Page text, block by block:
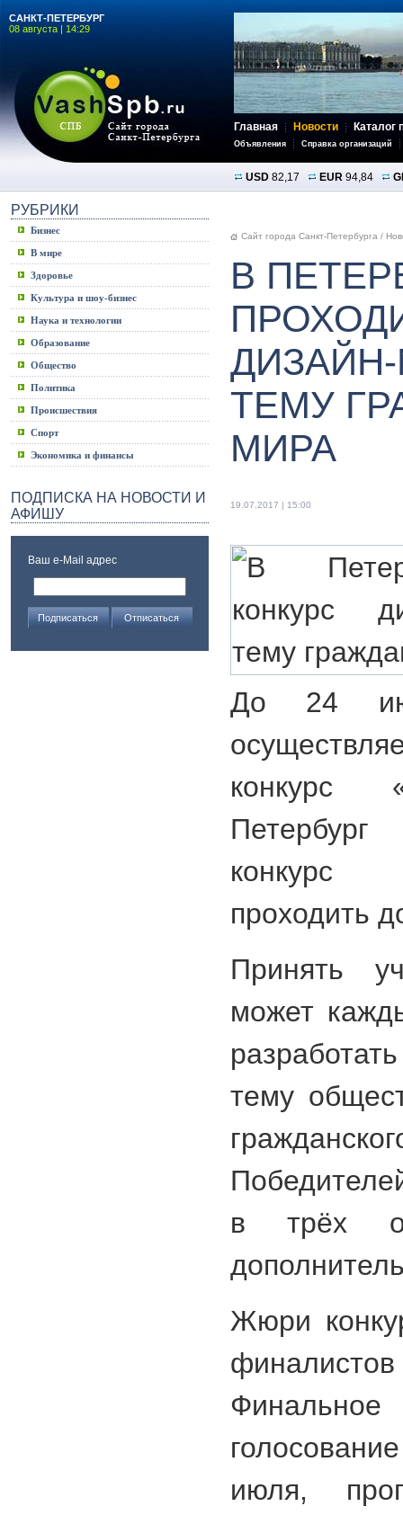
САНКТ-ПЕТЕРБУРГ
08 августа | 14:29
Главная Новости Каталог
Объявления Справка организаций
USD 82,17 EUR 94,84
РУБРИКИ
Бизнес
В мире
Здоровье
Культура и шоу-бизнес
Наука и технологии
Образование
Общество
Политика
Происшествия
Спорт
Экономика и финансы
ПОДПИСКА НА НОВОСТИ И
АФИШУ
Ваш e-Mail адрес
Сайт города Санкт-Петербурга /
В
ТЕМУ
МИРА
19.07.2017 | 15:00
До 24
конкурс
Петербург
конкурс
проходить
Принять
может
тему
в трёх
Жюри
июля,